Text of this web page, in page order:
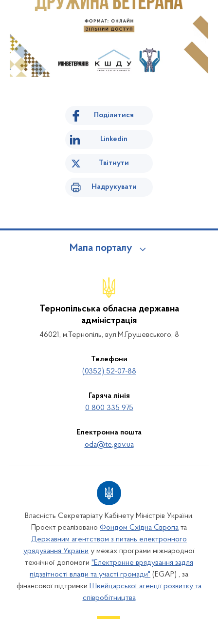
Поділитися
Linkedin
Твітнути
Надрукувати
Мапа порталу
Тернопільська обласна державна
адміністрація
46021, м.Тернопіль, вул.М.Грушевського, 8
Телефони
(0352) 52-07-88
Гаряча лінія
0 800 335 975
Електронна пошта
oda@te.gov.ua
Власність Секретаріату Кабінету Міністрів України.
Проект реалізовано Фондом Східна Європа та
Державним агентством з питань електронного
урядування України у межах програми міжнародної
технічної допомоги "Електронне врядування задля
підзвітності влади та участі громади" (EGAP) , за
фінансової підтримки Швейцарської агенції розвитку та
співробітництва